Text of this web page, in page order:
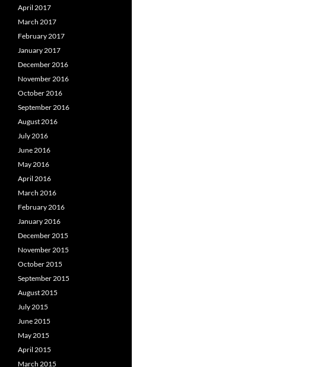
April 2017
March 2017
February 2017
January 2017
December 2016
November 2016
October 2016
September 2016
August 2016
July 2016
June 2016
May 2016
April 2016
March 2016
February 2016
January 2016
December 2015
November 2015
October 2015
September 2015
August 2015
July 2015
June 2015
May 2015
April 2015
March 2015